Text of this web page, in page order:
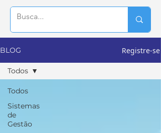
BLOG Registre-se
Todos
Sistemas
de
Gestão
Todos